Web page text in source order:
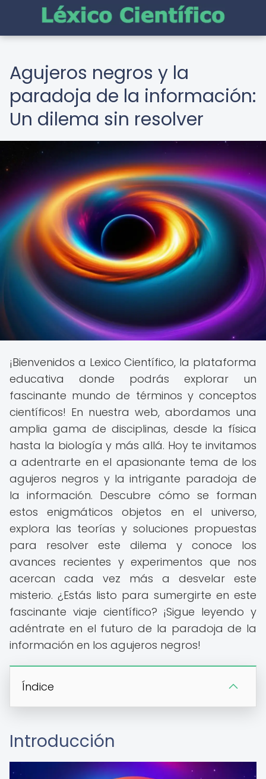
Agujeros negros y la
paradoja de la información:
Un dilema sin resolver
¡Bienvenidos a Lexico Científico, la plataforma
educativa donde podrás explorar un
fascinante mundo de términos y conceptos
científicos! En nuestra web, abordamos una
amplia gama de disciplinas, desde la física
hasta la biología y más allá. Hoy te invitamos
a adentrarte en el apasionante tema de los
agujeros negros y la intrigante paradoja de
la información. Descubre cómo se forman
estos enigmáticos objetos en el universo,
explora las teorías y soluciones propuestas
para resolver este dilema y conoce los
avances recientes y experimentos que nos
acercan cada vez más a desvelar este
misterio. ¿Estás listo para sumergirte en este
fascinante viaje científico? ¡Sigue leyendo y
adéntrate en el futuro de la paradoja de la
información en los agujeros negros!
Índice
Introducción